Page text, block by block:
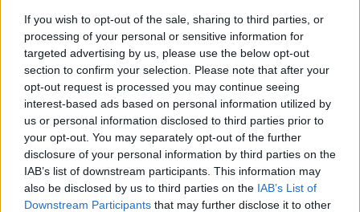
If you wish to opt-out of the sale, sharing to third parties, or
processing of your personal or sensitive information for
targeted advertising by us, please use the below opt-out
section to confirm your selection. Please note that after your
opt-out request is processed you may continue seeing
interest-based ads based on personal information utilized by
us or personal information disclosed to third parties prior to
your opt-out. You may separately opt-out of the further
disclosure of your personal information by third parties on the
IAB’s list of downstream participants. This information may
also be disclosed by us to third parties on the IAB’s List of
Downstream Participants that may further disclose it to other
AUTOMOBILE
Résultats financiers : PSA remonte la pente et voit
2010 dans le vert